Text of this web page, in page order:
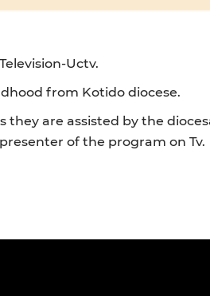
Uctv.
from Kotido diocese.
they are assisted by the
of the program on Tv.